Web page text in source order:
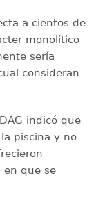
a cientos de
monolítico
sería
consideran
indicó que
piscina y no
en que se